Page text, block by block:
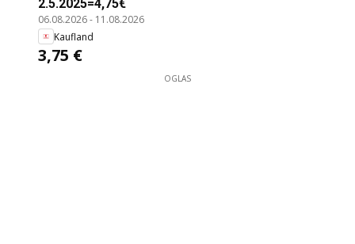
2.5.2025=4,75€
06.08.2026- 11.08.2026
Kaufland
3,75 €
OGLAS